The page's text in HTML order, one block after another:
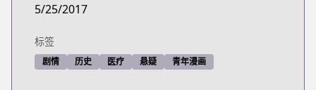
5/25/2017
标签
剧情 历史 医疗 悬疑 青年漫画